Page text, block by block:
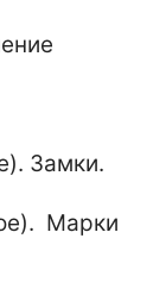
Замки.
Марки